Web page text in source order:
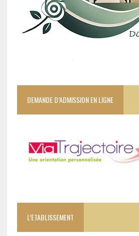
DEMANDE D’ADMISSION EN LIGNE
L’ETABLISSEMENT